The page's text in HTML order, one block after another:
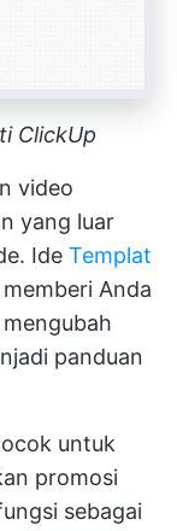
ClickUp
video
yang luar
Ide Templat
memberi Anda
panduan
untuk
promosi
sebagai